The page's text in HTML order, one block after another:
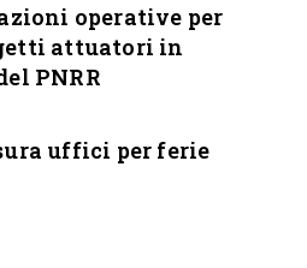
operative per
attuatori in
PNRR
uffici per ferie